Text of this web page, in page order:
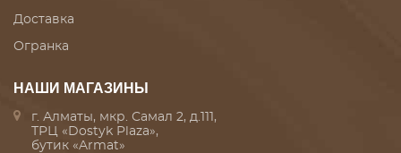
Доставка
Огранка
НАШИ МАГАЗИНЫ
г. Алматы, мкр. Самал 2, д.111,
ТРЦ «Dostyk Plaza»,
бутик «Armat»